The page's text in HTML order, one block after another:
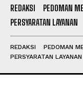
REDAKSI PEDOMAN
PERSYARATAN LAYANAN
REDAKSI PEDOMAN
PERSYARATAN LAYANAN